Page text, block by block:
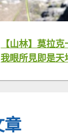
【山林】莫拉
我眼所見即是天